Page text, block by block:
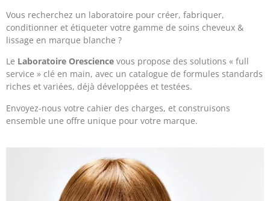
Vous recherchez un laboratoire pour créer, fabriquer,
conditionner et étiqueter votre gamme de soins cheveux &
lissage en marque blanche ?
Le Laboratoire Orescience vous propose des solutions « full
service » clé en main, avec un catalogue de formules standards
riches et variées, déjà développées et testées.
Envoyez-nous votre cahier des charges, et construisons
ensemble une offre unique pour votre marque.